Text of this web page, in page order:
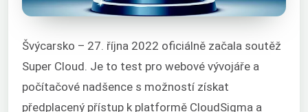
Švýcarsko – 27. října 2022 oficiálně začala soutěž
Super Cloud. Je to test pro webové vývojáře a
počítačové nadšence s možností získat
předplacený přístup k platformě CloudSigma a